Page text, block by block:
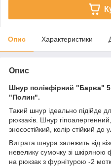
Опис Характеристики
Опис
Шнур поліефірний "Барва"
"Полин".
Такий шнур ідеально підійде
рюкзаків. Шнур
зносостійкий, колір стійкий до
Витрата шнура залежить від
невелику сумочку зі шкіряною
на рюкзак з фурнітурою -2